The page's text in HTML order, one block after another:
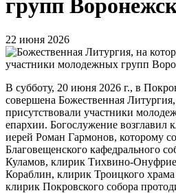
групп
22 июня 2026
В субботу, 20 июня 2026 г., в
совершена Божественная
присутствовали участники
епархии. Богослужение возглавил
иерей Роман Гармонов, которому
Благовещенского кафедрального
Куламов, клирик Тихвино-
Кораблин, клирик Троицкого
клирик Покровского собора